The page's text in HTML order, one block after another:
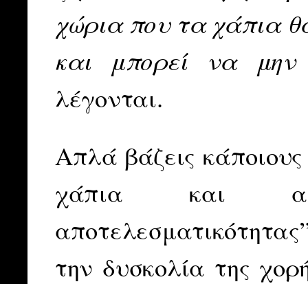
χώρια που τα χάπια
και μπορεί να μην
λέγονται.
Απλά βάζεις
χάπια και
την δυσκολία της